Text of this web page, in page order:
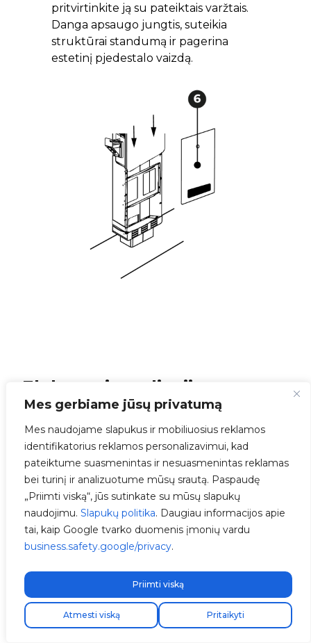
Mes gerbiame jūsų privatumą
Mes naudojame slapukus ir mobiliuosius reklamos
identifikatorius reklamos personalizavimui, kad
pateiktume suasmenintas ir nesuasmenintas reklamas
bei turinį ir analizuotume mūsų srautą. Paspaudę
„Priimti viską“, jūs sutinkate su mūsų slapukų
naudojimu. Slapukų politika. Daugiau informacijos apie
tai, kaip Google tvarko duomenis įmonių vardu
business.safety.google/privacy.
Pritaikyti
Atmesti viską
Priimti viską
pritvirtinkite ją su pateiktais varžtais.
Danga apsaugo jungtis, suteikia
struktūrai standumą ir pagerina
estetinį pjedestalo vaizdą.
Elektros instaliacija
Trifazė instaliacija:rudas laidas (1)
prijungtas prie fazės R (L1),juodas
laidas (2) prie fazės S (L2),pilkas laidas
(3)prie fazės T (L3), mėlynas laidas (4)
prie neutraliojo (N) iržalias/geltonas
laidas (5)prijungtas prie žemės
terminalo (PE).